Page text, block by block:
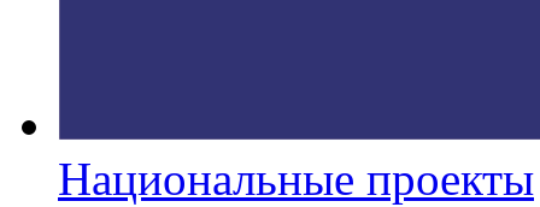
Национальные проекты